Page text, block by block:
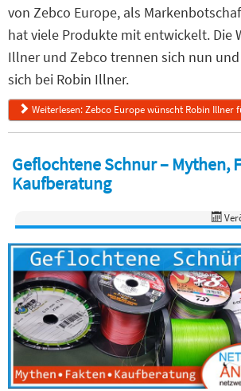
von Zebco Europe, als
hat viele Produkte mit entwickelt. Die
Illner und Zebco trennen sich nun
sich bei Robin Illner.
Weiterlesen: Zebco Europe wünscht Robin Illner
Geflochtene Schnur – Mythen,
Kaufberatung